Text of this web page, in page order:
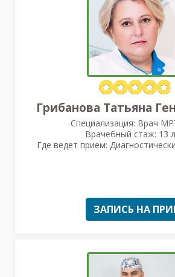
Грибанова Татьяна
Специализация: Врач
Врачебный стаж: 13
Где ведет прием:
ЗАПИСЬ НА